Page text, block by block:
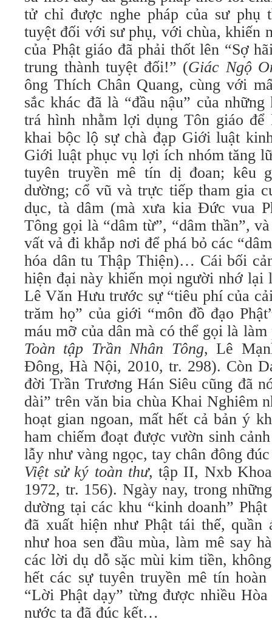
tử chỉ được nghe pháp của sư phụ
tuyệt đối với sư phụ, với chùa, khiến
của Phật giáo đã phải thốt lên “Sợ
trung thành tuyệt đối!” (Giác Ngộ
ông Thích Chân Quang, cùng với
sắc khác đã là “đầu nậu” của
trá hình nhằm lợi dụng Tôn giáo để
khai bộc lộ sự chà đạp Giới luật
Giới luật phục vụ lợi ích nhóm tăng
tuyên truyền mê tín dị đoan; kêu
dường; cổ vũ và trực tiếp tham gia
dục, tà dâm (mà xưa kia Đức vua
Tông gọi là “dâm từ”, “dâm thần”,
vất vả đi khắp nơi để phá bỏ các
hóa dân tu Thập Thiện)… Cái bối
hiện đại này khiến mọi người nhớ lại
Lê Văn Hưu trước sự “tiêu phí của
trăm họ” của giới “môn đồ đạo
máu mỡ của dân mà có thể gọi là
Toàn tập Trần Nhân Tông, Lê
Đông, Hà Nội, 2010, tr. 298). Còn
đời Trần Trương Hán Siêu cũng đã
dài” trên văn bia chùa Khai Nghiêm
hoạt gian ngoan, mất hết cả bản ý
ham chiếm đoạt được vườn sinh
lẫy như vàng ngọc, tay chân đông
Việt sử ký toàn thư, tập II, Nxb
1972, tr. 156). Ngày nay, trong
dường tại các khu “kinh doanh”
đã xuất hiện như Phật tái thế, quần
như hoa sen đầu mùa, làm mê say
các lời dụ dỗ sặc mùi kim tiền,
hết các sự tuyên truyền mê tín
“Lời Phật dạy” từng được nhiều
nước ta đã đúc kết…